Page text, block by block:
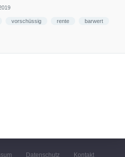
vorschüssig rente barwert
Datenschutz Kontakt